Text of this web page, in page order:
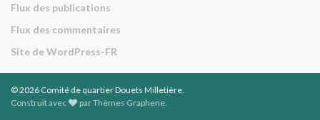
Flux des publications
Flux des commentaires
Site de WordPress-FR
© 2026 Comité de quartier Douets Milletière.
Construit avec
parThèmes Graphene